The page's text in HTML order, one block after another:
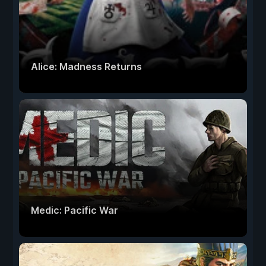
Alice: Madness Returns
Medic: Pacific War